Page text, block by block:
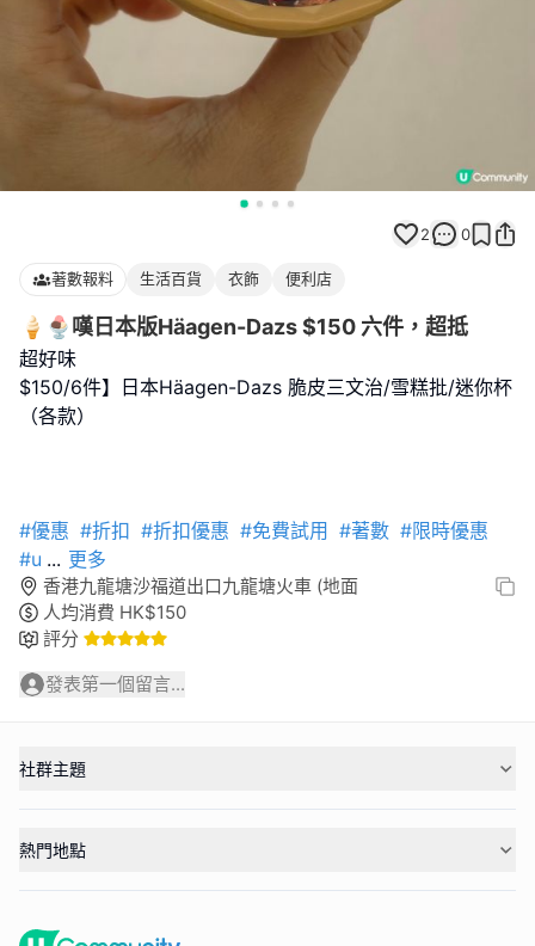
2 0
著數報料 生活百貨 衣飾 便利店
🍦🍨嘆日本版Häagen-Dazs $150 六件，超抵
超好味
$150/6件】日本Häagen-Dazs 脆皮三文治/雪糕批/迷你杯
（各款）
#優惠 #折扣 #折扣優惠 #免費試用 #著數 #限時優惠
#u ... 更多
香港九龍塘沙福道出口九龍塘火車 (地面
人均消費 HK$150
評分
發表第一個留言...
社群主題
熱門地點